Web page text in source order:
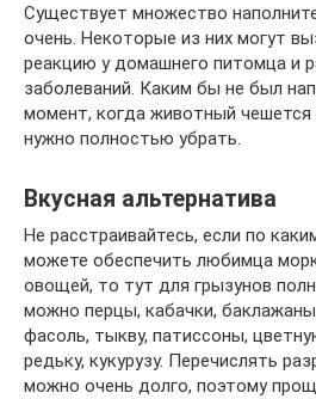
Существует множество
очень. Некоторые из них могут
реакцию у домашнего питомца и
заболеваний. Каким бы не был
момент, когда животный чешется
нужно полностью убрать.
Вкусная альтернатива
Не расстраивайтесь, если по
можете обеспечить любимца
овощей, то тут для грызунов
можно перцы, кабачки,
фасоль, тыкву, патиссоны,
редьку, кукурузу. Перечислять
можно очень долго, поэтому